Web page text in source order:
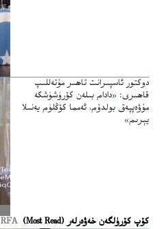
دوكتور ئاسپىرانت تاھىر مۇتەللىپ
قاھىرى: «دادام بىلەن كۆرۈشۈشكە
مۇۋەپپەق بولدۇم، ئەمما كۆڭلۈم يەنىلا
يېرىم»
كۆپ كۆرۈلگەن خەۋەرلەر (Most Read) RFA